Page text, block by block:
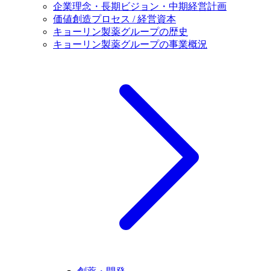
企業理念・長期ビジョン・中期経営計画
価値創造プロセス / 経営資本
キョーリン製薬グループの歴史
キョーリン製薬グループの事業概況